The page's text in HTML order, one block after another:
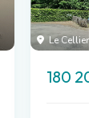
Le Cellier (44)
180